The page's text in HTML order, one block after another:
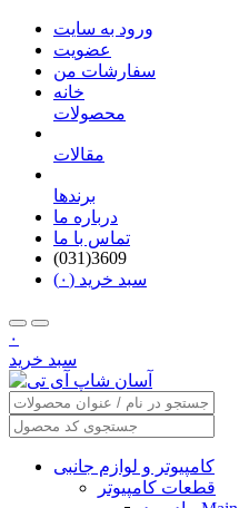
ورود به سایت
عضویت
سفارشات من
خانه
محصولات
مقالات
برندها
درباره ما
تماس با ما
(031)3609
سبد خرید (۰)
۰
سبد خرید
کامپیوتر و لوازم جانبی
قطعات کامپیوتر